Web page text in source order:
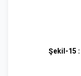
Şekil-15 :